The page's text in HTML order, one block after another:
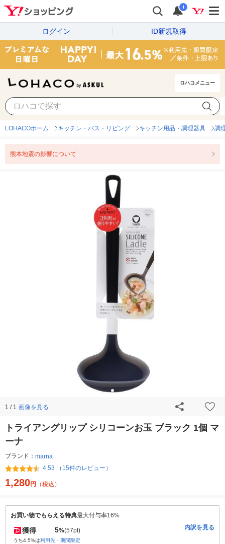
i
ログイン ID新規取得
ロハコメニュー
LOHACOホーム キッチン・バス・リビング キッチン用品・調理器具 調
熊本地震の影響について
1 / 1 画像を見る
トライアングリップ シリコーンお玉 ブラック 1個 マ
ーナ
ブランド： marna
4.53 （15件のレビュー）
1,280円 （税込）
お買い物でもらえる特典最大付与率16%
獲得 5%(57pt)
うち4.5%は利用先・期間限定
内訳を見る